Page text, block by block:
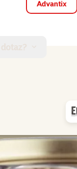
Advantix